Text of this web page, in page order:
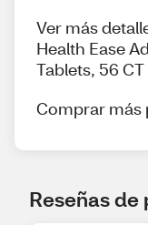
Ver más
Health Ease
Tablets, 56 CT
Comprar más
Reseñas